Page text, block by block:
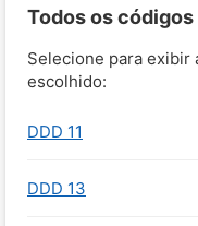
Todos os códigos
Selecione para exibir
escolhido:
DDD 11
DDD 13